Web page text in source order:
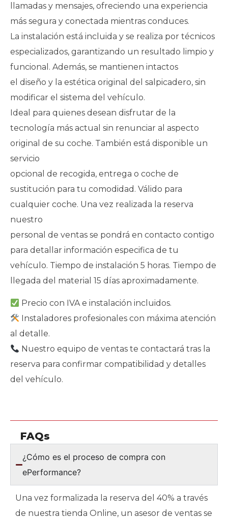
llamadas y mensajes, ofreciendo una experiencia
más segura y conectada mientras conduces.
La instalación está incluida y se realiza por técnicos
especializados, garantizando un resultado limpio y
funcional. Además, se mantienen intactos
el diseño y la estética original del salpicadero, sin
modificar el sistema del vehículo.
Ideal para quienes desean disfrutar de la
tecnología más actual sin renunciar al aspecto
original de su coche. También está disponible un
servicio
opcional de recogida, entrega o coche de
sustitución para tu comodidad. Válido para
cualquier coche. Una vez realizada la reserva
nuestro
personal de ventas se pondrá en contacto contigo
para detallar información especifica de tu
vehículo. Tiempo de instalación 5 horas. Tiempo de
llegada del material 15 días aproximadamente.
Precio con IVA e instalación incluidos.
Instaladores profesionales con máxima atención
al detalle.
Nuestro equipo de ventas te contactará tras la
reserva para confirmar compatibilidad y detalles
del vehículo.
FAQs
¿Cómo es el proceso de compra con
ePerformance?
Una vez formalizada la reserva del 40% a través
de nuestra tienda Online, un asesor de ventas se